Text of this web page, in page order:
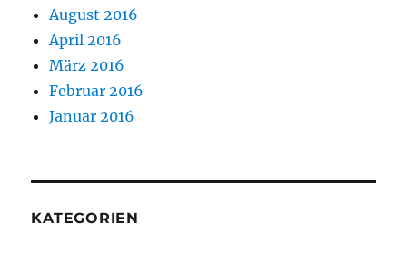
August 2016
April 2016
März 2016
Februar 2016
Januar 2016
KATEGORIEN